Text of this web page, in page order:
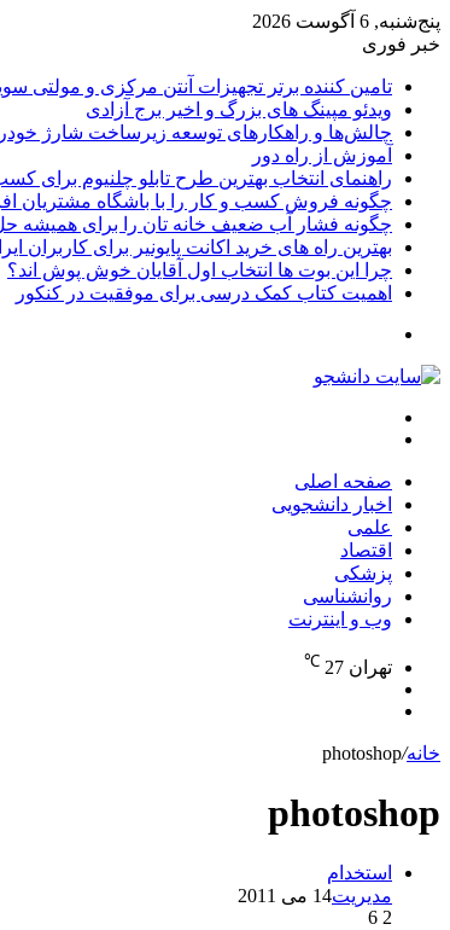
پنج‌شنبه, 6 آگوست 2026
خبر فوری
تامین کننده برتر تجهیزات آنتن مرکزی و مولتی
ویدئو مپینگ های بزرگ و اخیر برج آزادی
چالش‌ها و راهکارهای توسعه زیرساخت شارژ
آموزش از راه دور
راهنمای انتخاب بهترین طرح تابلو چلنیوم برای
چگونه فروش کسب و کار را با باشگاه مشتریان
چگونه فشار آب ضعیف خانه تان را برای همیشه
بهترین راه های خرید اکانت پایونیر برای کاربران
چرا این بوت ها انتخاب اول آقایان خوش پوش اند؟
اهمیت کتاب کمک درسی برای موفقیت در کنکور
صفحه اصلی
اخبار دانشجویی
علمی
اقتصاد
پزشکی
روانشناسی
وب و اینترنت
تهران 27
℃
خانه/
photoshop
photoshop
استخدام
مدیریت14 می 2011
2